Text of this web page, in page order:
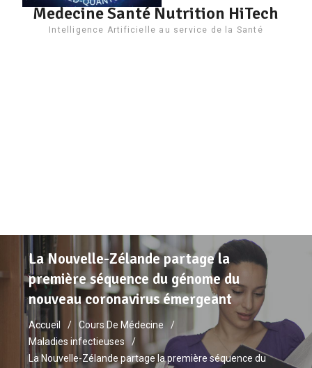
Medecine Santé Nutrition HiTech
Intelligence Artificielle au service de la Santé
La Nouvelle-Zélande partage la
première séquence du génome du
nouveau coronavirus émergeant
Accueil
Cours De Médecine
Maladies infectieuses
La Nouvelle-Zélande partage la première séquence du